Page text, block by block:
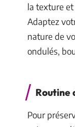
la texture
Adaptez
nature de
ondulés,
Routine
Pour